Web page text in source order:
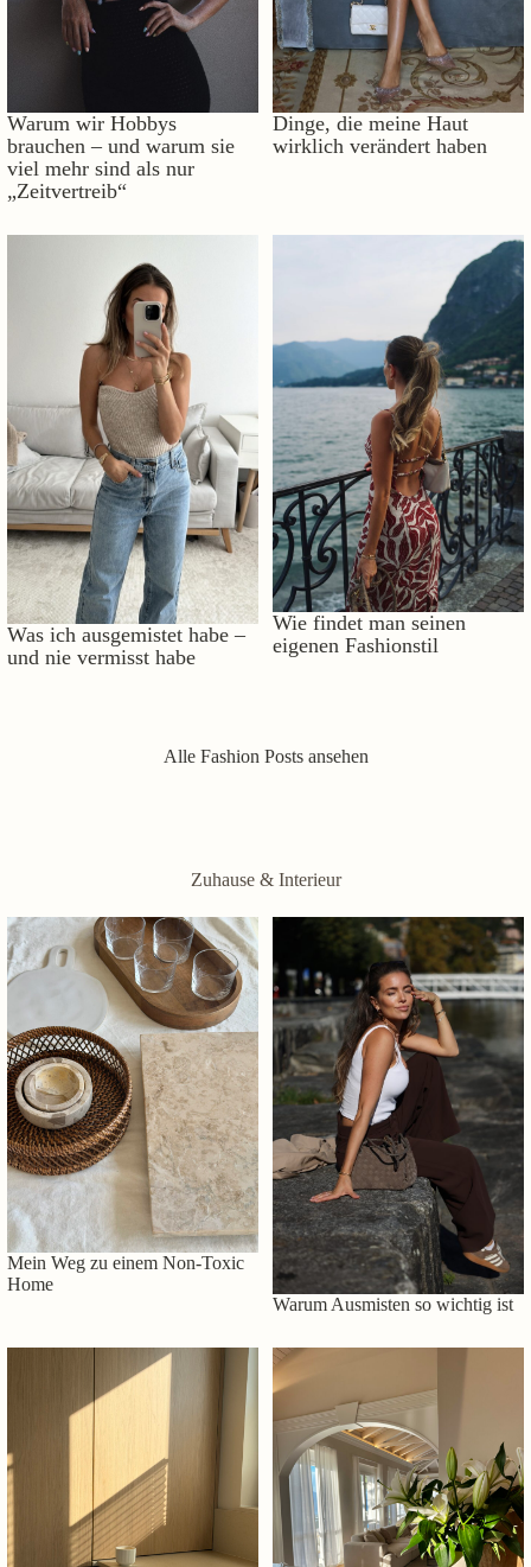
Warum wir Hobbys
brauchen – und warum sie
viel mehr sind als nur
„Zeitvertreib“
Dinge, die meine Haut
wirklich verändert haben
Was ich ausgemistet habe –
und nie vermisst habe
Wie findet man seinen
eigenen Fashionstil
Alle Fashion Posts ansehen
Zuhause & Interieur
Mein Weg zu einem Non-Toxic
Home
Warum Ausmisten so wichtig ist